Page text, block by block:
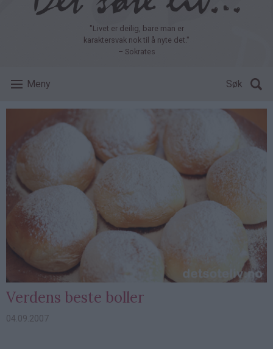
"Livet er deilig, bare man er
karaktersvak nok til å nyte det."
– Sokrates
Meny Søk
Verdens beste boller
04.09.2007